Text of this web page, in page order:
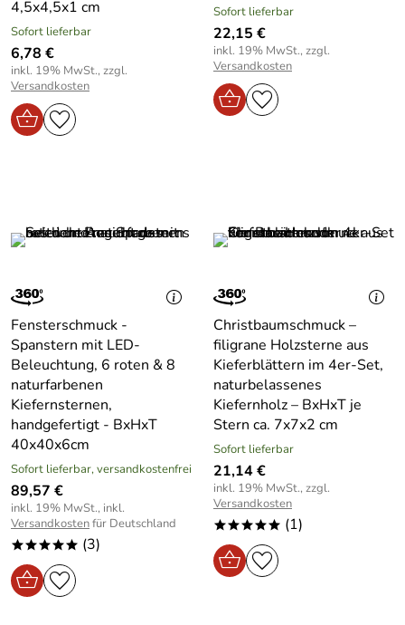
4,5x4,5x1 cm
Sofort lieferbar
6,78 €
inkl. 19% MwSt., zzgl.
Versandkosten
Sofort lieferbar
22,15 €
inkl. 19% MwSt., zzgl.
Versandkosten
Fensterschmuck -
Spanstern mit LED-
Beleuchtung, 6 roten & 8
naturfarbenen
Kiefernsternen,
handgefertigt - BxHxT
40x40x6cm
Sofort lieferbar, versandkostenfrei
89,57 €
inkl. 19% MwSt., inkl.
Versandkostenfür Deutschland
***** (3)
Christbaumschmuck –
filigrane Holzsterne aus
Kieferblättern im 4er-Set,
naturbelassenes
Kiefernholz – BxHxT je
Stern ca. 7x7x2 cm
Sofort lieferbar
21,14 €
inkl. 19% MwSt., zzgl.
Versandkosten
***** (1)